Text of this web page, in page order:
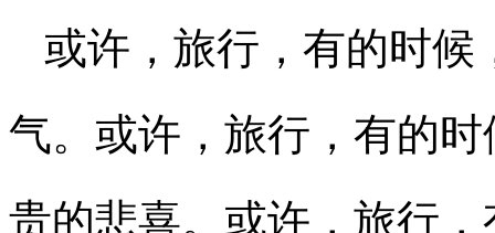
或许，旅行，有的时候
气。或许，旅行，有的
贵的悲喜。或许，旅行